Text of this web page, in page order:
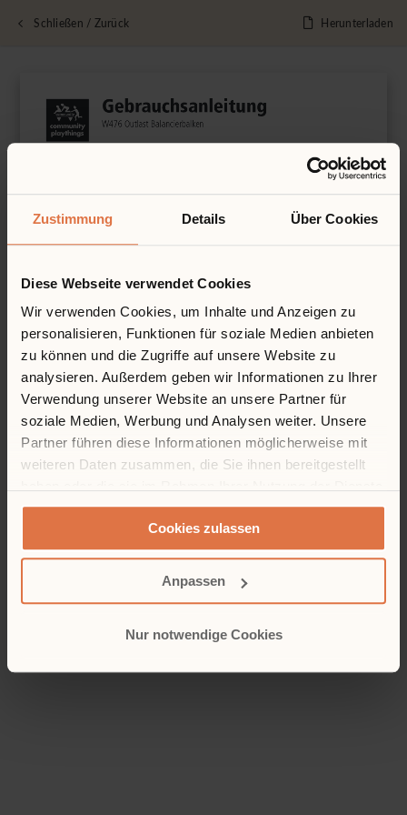
Zustimmung Details Über Cookies
Diese Webseite verwendet Cookies
Wir verwenden Cookies, um Inhalte und Anzeigen zu
personalisieren, Funktionen für soziale Medien anbieten
zu können und die Zugriffe auf unsere Website zu
analysieren. Außerdem geben wir Informationen zu Ihrer
Verwendung unserer Website an unsere Partner für
soziale Medien, Werbung und Analysen weiter. Unsere
Partner führen diese Informationen möglicherweise mit
weiteren Daten zusammen, die Sie ihnen bereitgestellt
gesammelt haben.
Cookies zulassen
Anpassen
Nur notwendige Cookies
Schließen / Zurück Herunterladen